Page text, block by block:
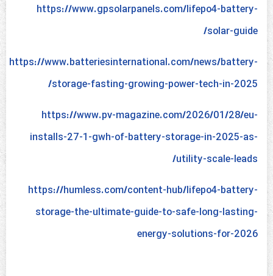
https://www.gpsolarpanels.com/lifepo4-battery-
solar-guide/
https://www.batteriesinternational.com/news/battery-
storage-fasting-growing-power-tech-in-2025/
https://www.pv-magazine.com/2026/01/28/eu-
installs-27-1-gwh-of-battery-storage-in-2025-as-
utility-scale-leads/
https://humless.com/content-hub/lifepo4-battery-
storage-the-ultimate-guide-to-safe-long-lasting-
energy-solutions-for-2026